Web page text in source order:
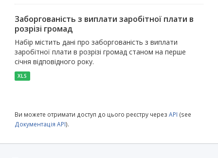
Заборгованість з виплати заробітної плати в
розрізі громад
Набір містить дані про заборгованість з виплати
заробітної плати в розрізі громад станом на перше
січня відповідного року.
XLS
Ви можете отримати доступ до цього реєстру через API (see
Документація API).